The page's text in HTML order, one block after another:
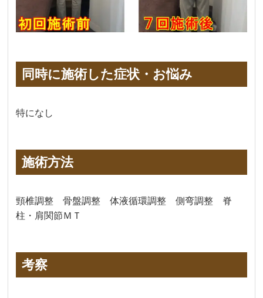
同時に施術した症状・お悩み
特になし
施術方法
頸椎調整 骨盤調整 体液循環調整 側弯調整 脊
柱・肩関節ＭＴ
考察